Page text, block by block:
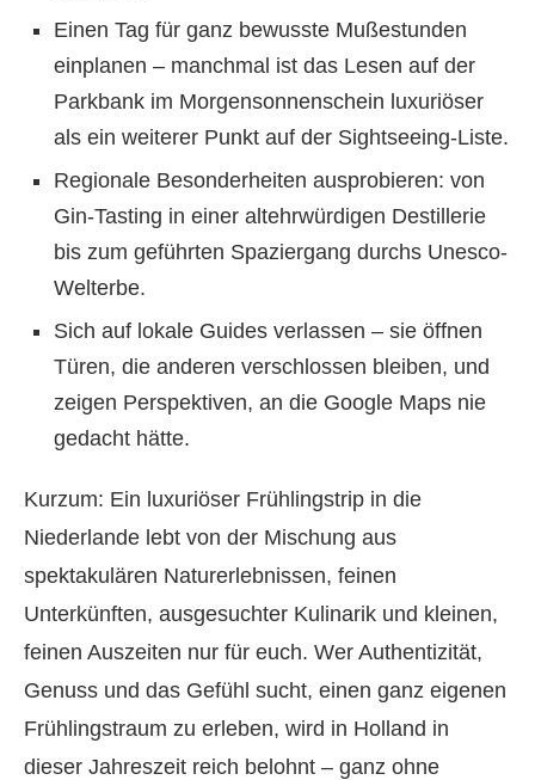
Einen Tag für ganz bewusste Mußestunden
einplanen – manchmal ist das Lesen auf der
Parkbank im Morgensonnenschein luxuriöser
als ein weiterer Punkt auf der Sightseeing-Liste.
Regionale Besonderheiten ausprobieren: von
Gin-Tasting in einer altehrwürdigen Destillerie
bis zum geführten Spaziergang durchs Unesco-
Welterbe.
Sich auf lokale Guides verlassen – sie öffnen
Türen, die anderen verschlossen bleiben, und
zeigen Perspektiven, an die Google Maps nie
gedacht hätte.
Kurzum: Ein luxuriöser Frühlingstrip in die
Niederlande lebt von der Mischung aus
spektakulären Naturerlebnissen, feinen
Unterkünften, ausgesuchter Kulinarik und kleinen,
feinen Auszeiten nur für euch. Wer Authentizität,
Genuss und das Gefühl sucht, einen ganz eigenen
Frühlingstraum zu erleben, wird in Holland in
dieser Jahreszeit reich belohnt – ganz ohne